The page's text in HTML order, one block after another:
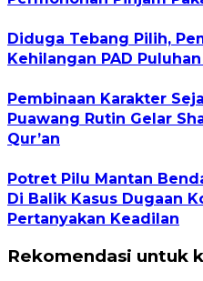
Diduga Tebang Pilih,
Kehilangan PAD
Pembinaan Karakter
Puawang Rutin Gelar
Qur’an
Potret Pilu Mantan
Di Balik Kasus Dugaan
Pertanyakan Keadilan
Rekomendasi untuk